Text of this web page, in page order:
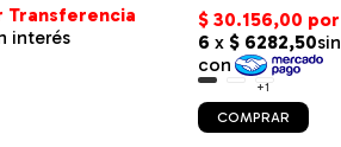
+1
COMPRAR